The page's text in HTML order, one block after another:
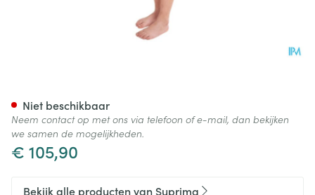
€ 105,90
Niet beschikbaar
Neem contact op met ons via telefoon of e-mail, dan bekijken
we samen de mogelijkheden.
Bekijk alle producten van Suprima